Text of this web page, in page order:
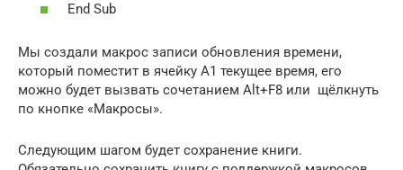
End Sub
Мы создали макрос записи обновления времени,
который поместит в ячейку А1 текущее время, его
можно будет вызвать сочетанием Alt+F8 или щёлкнуть
по кнопке «Макросы».
Следующим шагом будет сохранение книги.